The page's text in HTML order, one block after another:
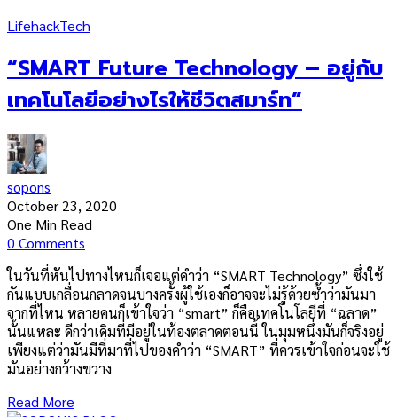
LifehackTech
“SMART Future Technology – อยู่กับ
เทคโนโลยีอย่างไรให้ชีวิตสมาร์ท”
sopons
October 23, 2020
One Min Read
0 Comments
ในวันที่หันไปทางไหนก็เจอแต่คำว่า “SMART Technology” ซึ่งใช้
กันแบบเกลื่อนกลาดจนบางครั้งผู้ใช้เองก็อาจจะไม่รู้ด้วยซ้ำว่ามันมา
จากที่ไหน หลายคนก็เข้าใจว่า “smart” ก็คือเทคโนโลยีที่ “ฉลาด”
นั้นแหละ ดีกว่าเดิมที่มีอยู่ในท้องตลาดตอนนี้ ในมุมหนึ่งมันก็จริงอยู่
เพียงแต่ว่ามันมีที่มาที่ไปของคำว่า “SMART” ที่ควรเข้าใจก่อนจะใช้
มันอย่างกว้างขวาง
Read More